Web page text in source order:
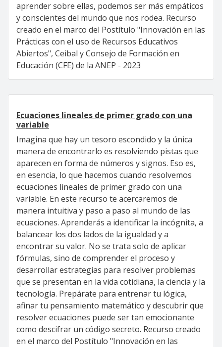
aprender sobre ellas, podemos ser más empáticos
y conscientes del mundo que nos rodea. Recurso
creado en el marco del Postítulo "Innovación en las
Prácticas con el uso de Recursos Educativos
Abiertos", Ceibal y Consejo de Formación en
Educación (CFE) de la ANEP - 2023
Ecuaciones lineales de primer grado con una
variable
Imagina que hay un tesoro escondido y la única
manera de encontrarlo es resolviendo pistas que
aparecen en forma de números y signos. Eso es,
en esencia, lo que hacemos cuando resolvemos
ecuaciones lineales de primer grado con una
variable. En este recurso te acercaremos de
manera intuitiva y paso a paso al mundo de las
ecuaciones. Aprenderás a identificar la incógnita, a
balancear los dos lados de la igualdad y a
encontrar su valor. No se trata solo de aplicar
fórmulas, sino de comprender el proceso y
desarrollar estrategias para resolver problemas
que se presentan en la vida cotidiana, la ciencia y la
tecnología. Prepárate para entrenar tu lógica,
afinar tu pensamiento matemático y descubrir que
resolver ecuaciones puede ser tan emocionante
como descifrar un código secreto. Recurso creado
en el marco del Postítulo "Innovación en las